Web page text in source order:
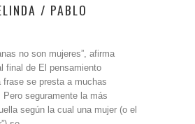
/ PABLO
no son mujeres”, afirma
final de El pensamiento
frase se presta a muchas
Pero seguramente la más
según la cual una mujer (o el